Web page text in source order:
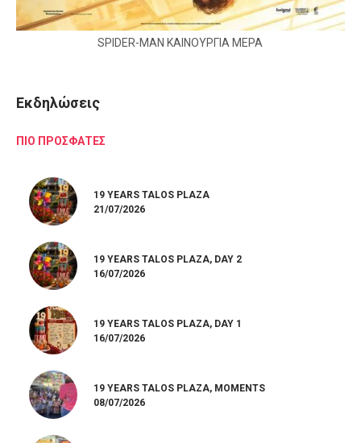
SPIDER-MAN ΚΑΙΝΟΥΡΓΙΑ ΜΕΡΑ
Εκδηλώσεις
ΠΙΟ ΠΡΟΣΦΑΤΕΣ
19 YEARS TALOS PLAZA
21/07/2026
19 YEARS TALOS PLAZA, DAY 2
16/07/2026
19 YEARS TALOS PLAZA, DAY 1
16/07/2026
19 YEARS TALOS PLAZA, MOMENTS
08/07/2026